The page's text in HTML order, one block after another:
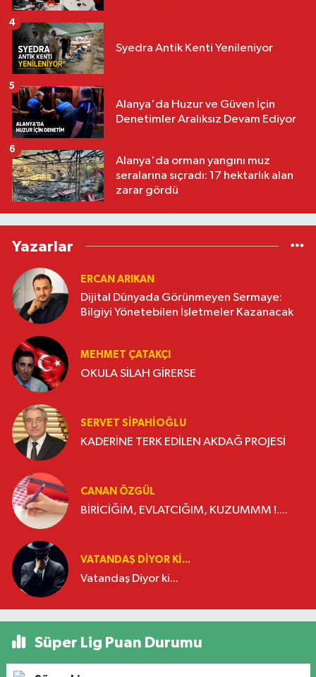
Syedra Antik Kenti Yenileniyor
4
Alanya'da Huzur ve Güven İçin
Denetimler Aralıksız Devam Ediyor
5
Alanya'da orman yangını muz
seralarına sıçradı: 17 hektarlık alan
zarar gördü
6
Yazarlar
ERCAN ARIKAN
Dijital Dünyada Görünmeyen Sermaye:
Bilgiyi Yönetebilen İşletmeler Kazanacak
MEHMET ÇATAKÇI
OKULA SİLAH GİRERSE
SERVET SİPAHİOĞLU
KADERİNE TERK EDİLEN AKDAĞ PROJESİ
CANAN ÖZGÜL
BİRİCİĞİM, EVLATCIĞIM, KUZUMMM !....
VATANDAŞ DIYOR KI...
Vatandaş Diyor ki...
Süper Lig Puan Durumu